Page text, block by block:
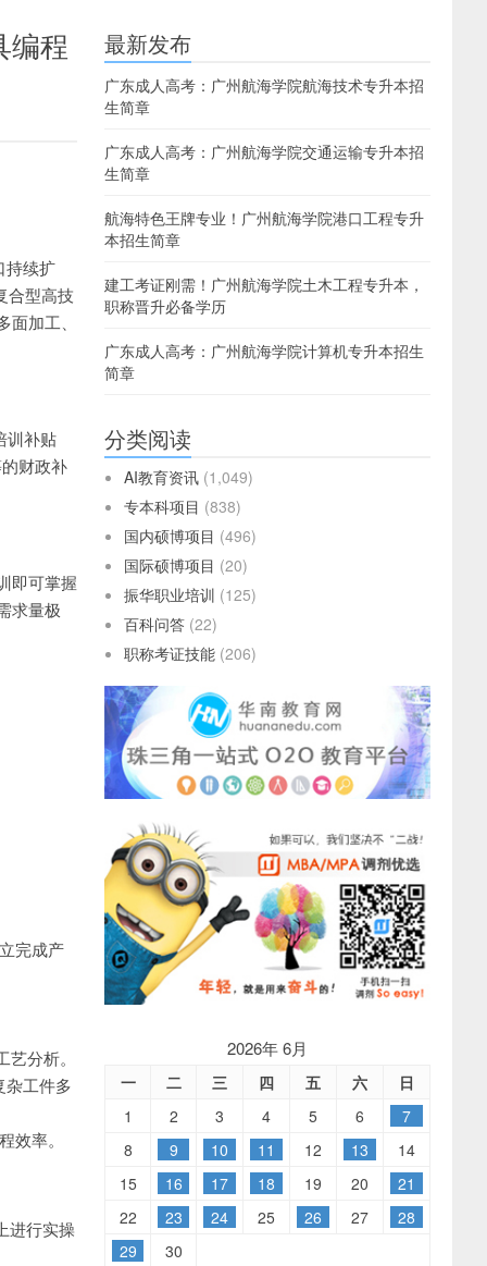
编程
持续扩
合型高技
加工、
训补贴
财政补
即可掌握
求量极
完成产
分析。
杂工件多
率。
进行实操
最新发布
广东成人高考：广州航海学院航海技术专升本招
生简章
广东成人高考：广州航海学院交通运输专升本招
生简章
航海特色王牌专业！广州航海学院港口工程专升
本招生简章
建工考证刚需！广州航海学院土木工程专升本，
职称晋升必备学历
广东成人高考：广州航海学院计算机专升本招生
简章
分类阅读
AI教育资讯 (1,049)
专本科项目 (838)
国内硕博项目 (496)
国际硕博项目 (20)
振华职业培训 (125)
百科问答 (22)
职称考证技能 (206)
2026年 6月
一 二 三 四 五 六
日
1
2 3 4 5 6
7
8
9 10 11 12 13
14
15
16 17 18 19 20
21
22
23 24 25 26 27
28
29
30